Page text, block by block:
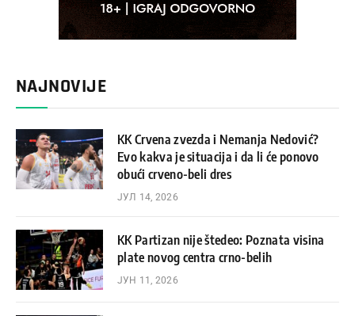
NAJNOVIJE
KK Crvena zvezda i Nemanja Nedović?
Evo kakva je situacija i da li će ponovo
obući crveno-beli dres
ЈУЛ 14, 2026
KK Partizan nije štedeo: Poznata visina
plate novog centra crno-belih
ЈУН 11, 2026